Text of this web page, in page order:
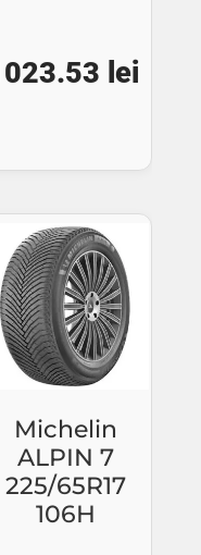
lei.
lei
Michelin
ALPIN 7
225/65R17
106H